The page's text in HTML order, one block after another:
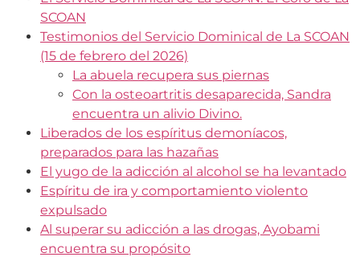
SCOAN
Testimonios del Servicio Dominical de La SCOAN
(15 de febrero del 2026)
La abuela recupera sus piernas
Con la osteoartritis desaparecida, Sandra
encuentra un alivio Divino.
Liberados de los espíritus demoníacos,
preparados para las hazañas
El yugo de la adicción al alcohol se ha levantado
Espíritu de ira y comportamiento violento
expulsado
Al superar su adicción a las drogas, Ayobami
encuentra su propósito